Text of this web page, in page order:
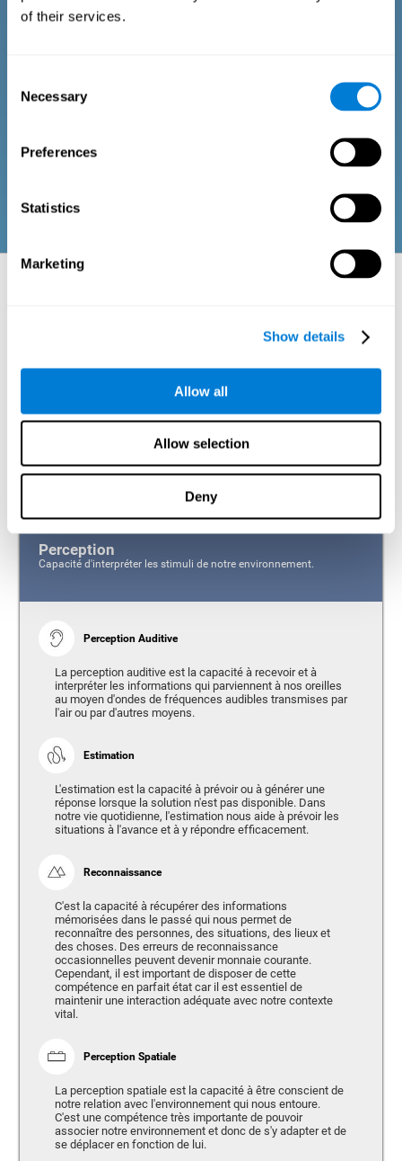
of their services.
Selection
Necessary
Preferences
Statistics
Marketing
Show details
Allow all
Allow selection
Deny
responsable de l'évaluation ou par la personne qui passe le test
d'évaluation cognitive générale. Le questionnaire recueille des
incompréhensions sociales dues à un manque de perception,
etc.) Les questions de chaque domaine sont adaptées aux
routines et aux activités des adultes ou des personnes âgées.
Aspects neuropsychologiques évalués :
La perception est le processus qui nous aide à interagir avec notre
ce processus, notre cerveau est chargé d'intégrer les différents stimuli
perçus, de lui donner une idée de l'ensemble et d'interpréter ces
informations. Les zones cérébrales d'association sont chargées de
réunir les informations perçues par les différents organes sensoriels
afin que nous puissions interagir efficacement avec les stimuli
externes, indépendamment de l'organe sensoriel stimulé.
perception CogniFit (CAB-PC) accorde une grande importance à la
Perception
Capacité d'interpréter les stimuli de notre environnement.
Perception Auditive
La perception auditive est la capacité à recevoir et à
interpréter les informations qui parviennent à nos oreilles
au moyen d'ondes de fréquences audibles transmises par
l'air ou par d'autres moyens.
Estimation
L'estimation est la capacité à prévoir ou à générer une
réponse lorsque la solution n'est pas disponible. Dans
notre vie quotidienne, l'estimation nous aide à prévoir les
situations à l'avance et à y répondre efficacement.
Reconnaissance
C'est la capacité à récupérer des informations
mémorisées dans le passé qui nous permet de
reconnaître des personnes, des situations, des lieux et
des choses. Des erreurs de reconnaissance
occasionnelles peuvent devenir monnaie courante.
Cependant, il est important de disposer de cette
compétence en parfait état car il est essentiel de
maintenir une interaction adéquate avec notre contexte
vital.
Perception Spatiale
La perception spatiale est la capacité à être conscient de
notre relation avec l'environnement qui nous entoure.
C'est une compétence très importante de pouvoir
associer notre environnement et donc de s'y adapter et de
se déplacer en fonction de lui.